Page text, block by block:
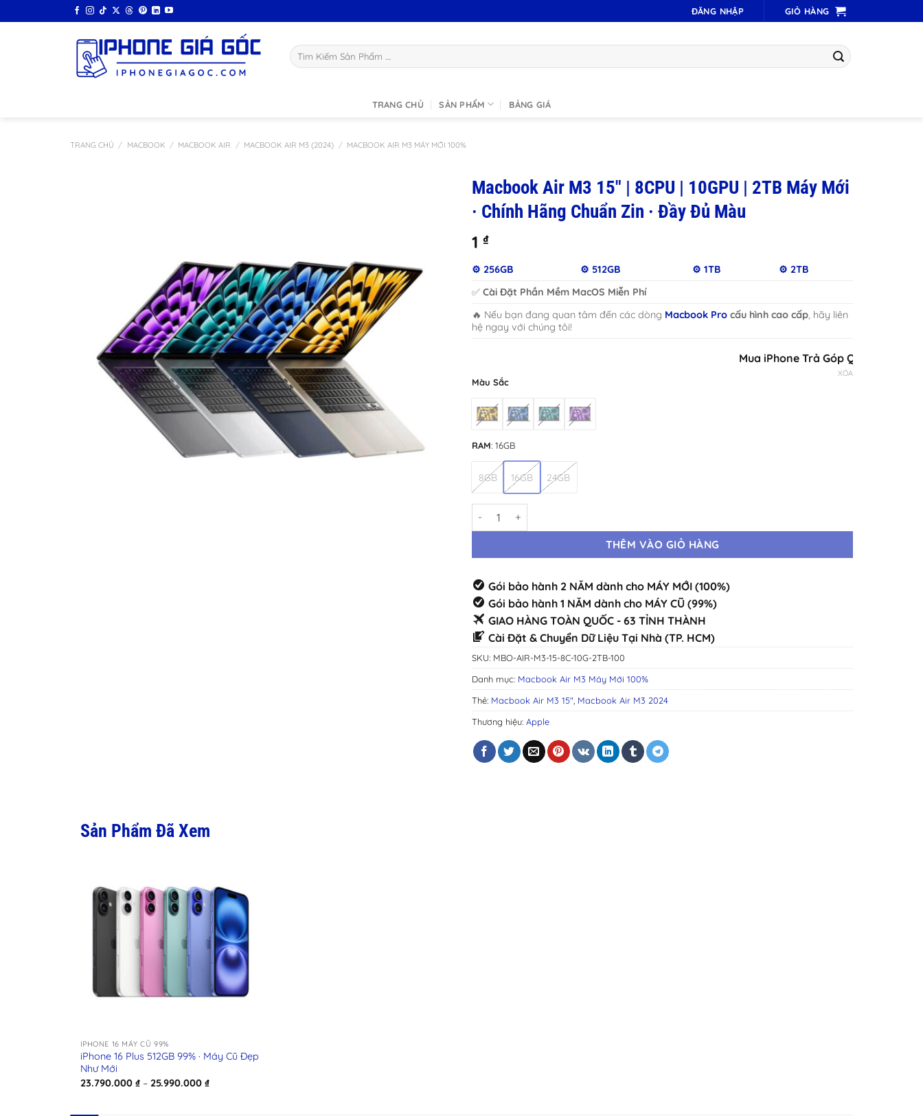
qua
ĐĂNG NHẬP GIỎ HÀNG
Tìm
kiếm:
TRANG CHỦ SẢN PHẨM BẢNG GIÁ
TRANG CHỦ / MACBOOK / MACBOOK AIR / MACBOOK AIR M3 (2024) / MACBOOK AIR M3 MÁY MỚI 100%
Macbook Air M3 15″ | 8CPU | 10GPU | 2TB Máy Mới
· Chính Hãng Chuẩn Zin · Đầy Đủ Màu
1 ₫
⚙️ 256GB ⚙️ 512GB ⚙️ 1TB
⚙️ 2TB
✅ Cài Đặt Phần Mềm MacOS Miễn Phí
🔥 Nếu bạn đang quan tâm đến các dòng Macbook Pro cấu hình cao cấp , hãy liên
hệ ngay với chúng tôi!
Mua iPhone Trả Góp Qua iCloud Chỉ
Màu Sắc
RAM: 16GB
8GB 16GB 24GB
XÓA
THÊM VÀO GIỎ HÀNG
Gói bảo hành 2 NĂM dành cho MÁY MỚI (100%)
Gói bảo hành 1 NĂM dành cho MÁY CŨ (99%)
GIAO HÀNG TOÀN QUỐC - 63 TỈNH THÀNH
Cài Đặt & Chuyển Dữ Liệu Tại Nhà (TP. HCM)
SKU: MBO-AIR-M3-15-8C-10G-2TB-100
Danh mục: Macbook Air M3 Máy Mới 100%
Thẻ: Macbook Air M3 15" Macbook Air M3 2024
Thương hiệu: Apple
Sản Phẩm Đã Xem
IPHONE 16 MÁY CŨ 99%
iPhone 16 Plus 512GB 99% · Máy Cũ Đẹp
Như Mới
23.790.000 ₫ – 25.990.000 ₫Khoảng